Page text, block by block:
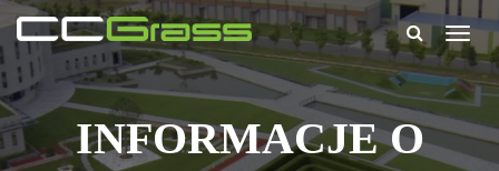
INFORMACJE O